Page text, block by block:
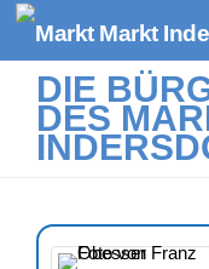
Zum Inhalt
DIE
DES